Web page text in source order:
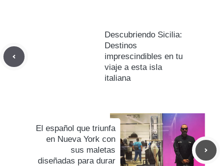
Descubriendo Sicilia:
Destinos
imprescindibles en tu
viaje a esta isla
italiana
El español que triunfa
en Nueva York con
sus maletas
diseñadas para durar